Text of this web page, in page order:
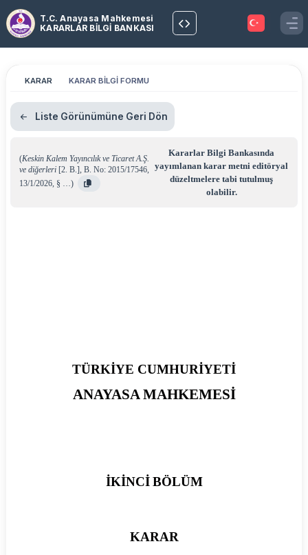
T.C. Anayasa Mahkemesi
KARARLAR BİLGİ BANKASI
KARAR KARAR BİLGİ FORMU
Liste Görünümüne Geri Dön
(Keskin Kalem Yayıncılık ve Ticaret A.Ş.
ve diğerleri [2. B.], B. No: 2015/17546,
13/1/2026, § …)
Kararlar Bilgi Bankasında
yayımlanan karar metni editöryal
düzeltmelere tabi tutulmuş
olabilir.